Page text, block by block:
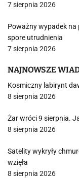
7 sierpnia 2026
Poważny wypadek na
spore utrudnienia
7 sierpnia 2026
NAJNOWSZE
Kosmiczny labirynt
8 sierpnia 2026
Żar wróci 9 sierpnia.
8 sierpnia 2026
Satelity wykryły
wzięła
8 sierpnia 2026